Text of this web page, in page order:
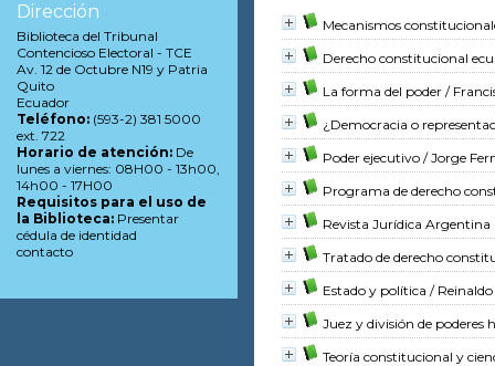
Mecanismos
Derecho constitucional
La forma del poder /
¿Democracia o
Poder ejecutivo / Jorge
Programa de derecho
Revista Jurídica Argentina
Tratado de derecho
Estado y política /
Juez y división de poderes
Teoría constitucional y
Dirección
Biblioteca del Tribunal
Contencioso Electoral - TCE
Av. 12 de Octubre N19 y Patria
Quito
Ecuador
Teléfono: (593-2) 381 5000
ext. 722
Horario de atención: De
lunes a viernes: 08H00 - 13h00,
14h00 - 17H00
Requisitos para el uso de
la Biblioteca: Presentar
cédula de identidad
contacto